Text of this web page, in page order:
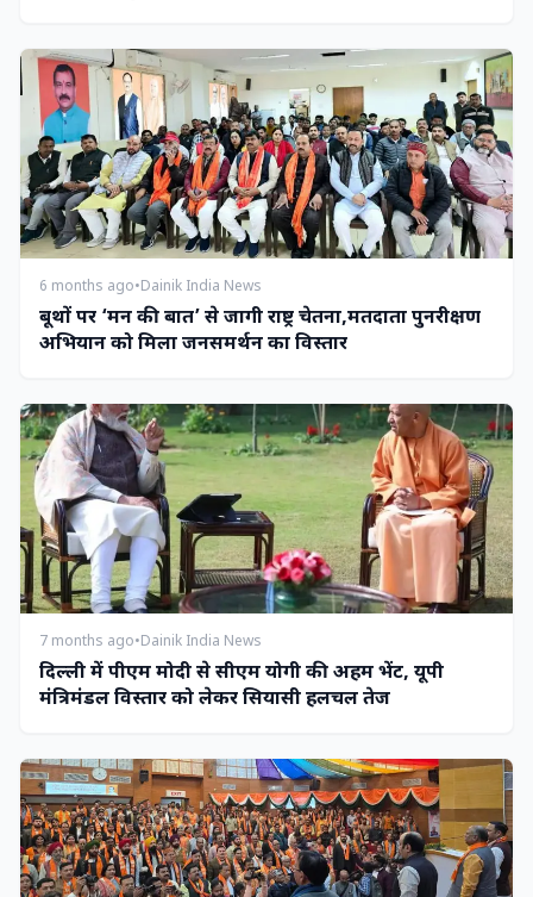
6 months ago•Dainik India News
बूथों पर ‘मन की बात’ से जागी राष्ट्र चेतना,मतदाता पुनरीक्षण
अभियान को मिला जनसमर्थन का विस्तार
7 months ago•Dainik India News
दिल्ली में पीएम मोदी से सीएम योगी की अहम भेंट, यूपी
मंत्रिमंडल विस्तार को लेकर सियासी हलचल तेज